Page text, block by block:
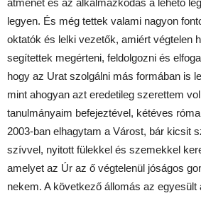
átmenet és az alkalmazkodás a lehető
legyen. És még tettek valami nagyon
oktatók és lelki vezetők, amiért végtelen
segítettek megérteni, feldolgozni és
hogy az Urat szolgálni más formában is
mint ahogyan azt eredetileg szerettem
tanulmányaim befejeztével, kétéves
2003-ban elhagytam a Várost, bár kicsit
szívvel, nyitott fülekkel és szemekkel
amelyet az Úr az ő végtelenül jóságos
nekem. A következő állomás az